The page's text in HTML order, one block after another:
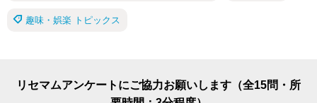
趣味・娯楽 トピックス
リセマムアンケートにご協力お願いします（全15問・所